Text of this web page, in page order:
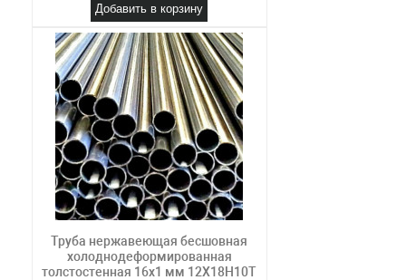
Добавить в корзину
Труба нержавеющая бесшовная
холоднодеформированная
толстостенная 16х1 мм 12Х18Н10Т